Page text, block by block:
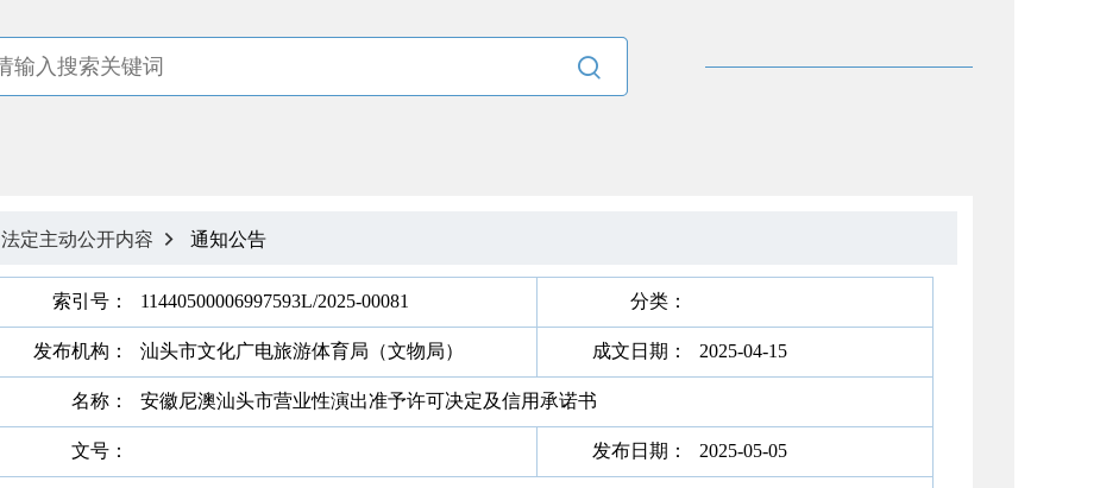

法定主动公开内容  通知公告
索引号： 11440500006997593L/2025-00081 分类：
发布机构： 汕头市文化广电旅游体育局（文物局） 成文日期： 2025-04-15
名称： 安徽尼澳汕头市营业性演出准予许可决定及信用承诺书
文号： 发布日期： 2025-05-05